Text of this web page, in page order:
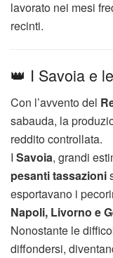
lavorato nei mesi
recinti.
👑 I Savoia e
Con l’avvento del
sabauda, la
reddito controllata.
I Savoia, grandi
pesanti tassazioni
esportavano i
Napoli, Livorno e
Nonostante le
diffondersi,